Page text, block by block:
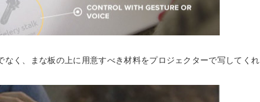
く、まな板の上に用意すべき材料をプロジェクターで写してくれ